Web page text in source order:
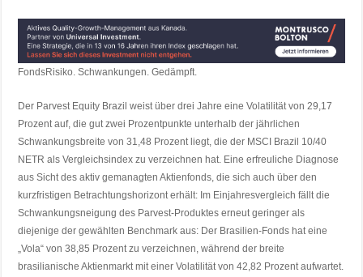
FondsRisiko. Schwankungen. Gedämpft.
Der Parvest Equity Brazil weist über drei Jahre eine Volatilität von 29,17
Prozent auf, die gut zwei Prozentpunkte unterhalb der jährlichen
Schwankungsbreite von 31,48 Prozent liegt, die der MSCI Brazil 10/40
NETR als Vergleichsindex zu verzeichnen hat. Eine erfreuliche Diagnose
aus Sicht des aktiv gemanagten Aktienfonds, die sich auch über den
kurzfristigen Betrachtungshorizont erhält: Im Einjahresvergleich fällt die
Schwankungsneigung des Parvest-Produktes erneut geringer als
diejenige der gewählten Benchmark aus: Der Brasilien-Fonds hat eine
„Vola“ von 38,85 Prozent zu verzeichnen, während der breite
brasilianische Aktienmarkt mit einer Volatilität von 42,82 Prozent aufwartet.